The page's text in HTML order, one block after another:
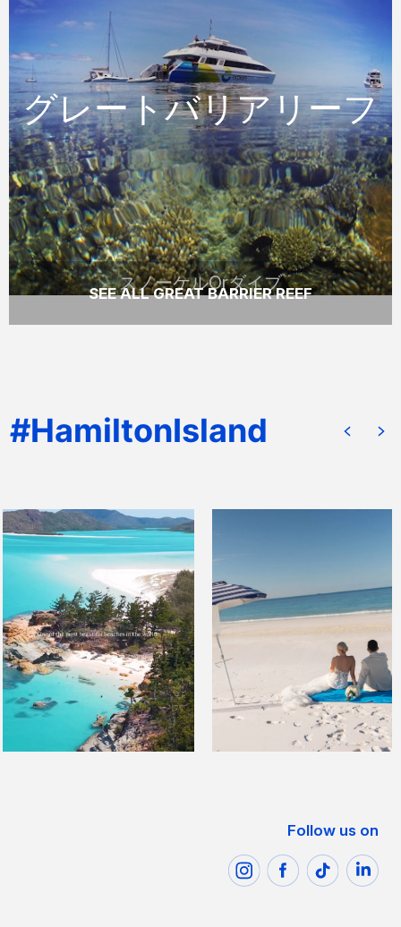
スノーケルOrダイブ
グレートバリアリーフ
グレートバリアリー
フ
ハミルトン島出発の記憶に残る特別な1日ツ
アーでまだあまり知られていないグレートバ
リアリーフのスポットへご案内します。
READ MORE
SEE ALL GREAT BARRIER REEF
Follow us on